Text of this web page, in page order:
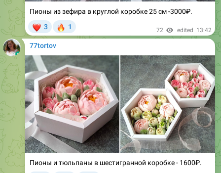
72 edited
77tortov
Пионы и тюльпаны в шестигранной коробке - 1600₽.
🔥 68 13:44